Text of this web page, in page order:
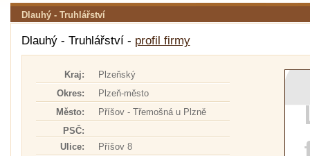
Dlauhý - Truhlářství
Dlauhý - Truhlářství - profil firmy
Kraj:
Plzeňský
Okres:
Plzeň-město
Město:
Příšov - Třemošná u Plzně
PSČ:
Ulice:
Příšov 8